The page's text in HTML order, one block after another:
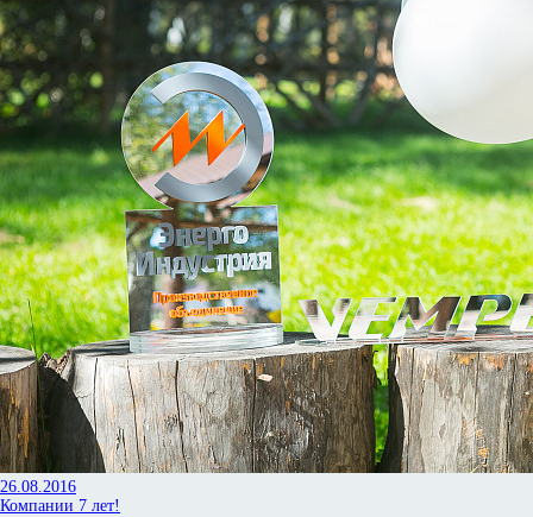
26.08.2016
Компании 7 лет!